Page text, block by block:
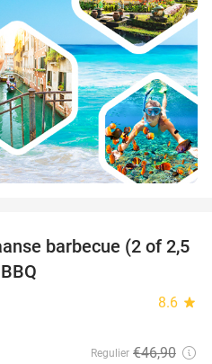
30%
barbecue (2 of 2,5
8.6 star
Regulier €46,90